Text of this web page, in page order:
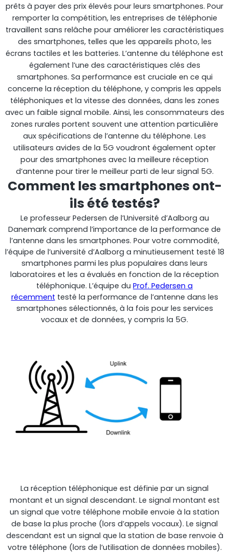
StellaPlanner
Planificateur d’installation en ligne
Shark
Analyseur professionnel de signaux
Sentinel
prêts à payer des prix élevés pour leurs smartphones. Pour
remporter la compétition, les entreprises de téléphonie
travaillent sans relâche pour améliorer les caractéristiques
des smartphones, telles que les appareils photo, les
écrans tactiles et les batteries. L’antenne du téléphone est
également l’une des caractéristiques clés des
smartphones. Sa performance est cruciale en ce qui
concerne la réception du téléphone, y compris les appels
téléphoniques et la vitesse des données, dans les zones
avec un faible signal mobile. Ainsi, les consommateurs des
zones rurales portent souvent une attention particulière
aux spécifications de l’antenne du téléphone. Les
utilisateurs avides de la 5G voudront également opter
pour des smartphones avec la meilleure réception
d’antenne pour tirer le meilleur parti de leur signal 5G.
Comment les smartphones ont-
ils été testés?
Le professeur Pedersen de l’Université d’Aalborg au
Danemark comprend l’importance de la performance de
l’antenne dans les smartphones. Pour votre commodité,
l’équipe de l’université d’Aalborg a minutieusement testé 18
smartphones parmi les plus populaires dans leurs
laboratoires et les a évalués en fonction de la réception
téléphonique. L’équipe du Prof. Pedersen a
récemment testé la performance de l’antenne dans les
smartphones sélectionnés, à la fois pour les services
vocaux et de données, y compris la 5G.
La réception téléphonique est définie par un signal
montant et un signal descendant. Le signal montant est
un signal que votre téléphone mobile envoie à la station
de base la plus proche (lors d’appels vocaux). Le signal
descendant est un signal que la station de base renvoie à
votre téléphone (lors de l’utilisation de données mobiles).